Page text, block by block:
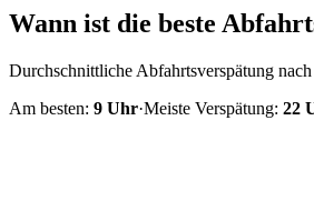
Wann ist die beste
Durchschnittliche Abfahrtsverspätung
Am besten: 9 Uhr·Meiste Verspätung: 22